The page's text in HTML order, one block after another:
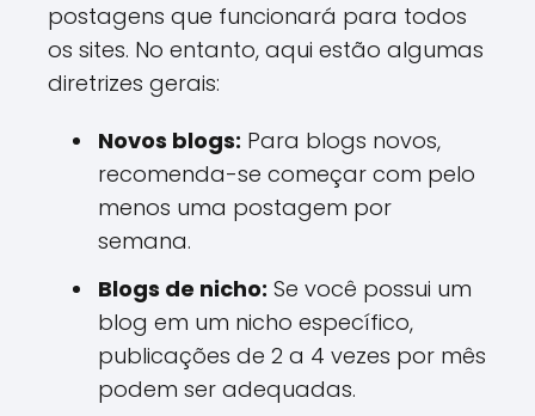
postagens que funcionará para todos
os sites. No entanto, aqui estão algumas
diretrizes gerais:
Novos blogs: Para blogs novos,
recomenda-se começar com pelo
menos uma postagem por
semana.
Blogs de nicho: Se você possui um
blog em um nicho específico,
publicações de 2 a 4 vezes por mês
podem ser adequadas.